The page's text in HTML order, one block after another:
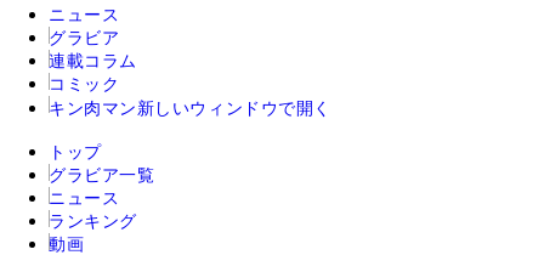
ニュース
グラビア
連載コラム
コミック
キン肉マン 新しいウィンドウで開く
トップ
グラビア一覧
ニュース
ランキング
動画